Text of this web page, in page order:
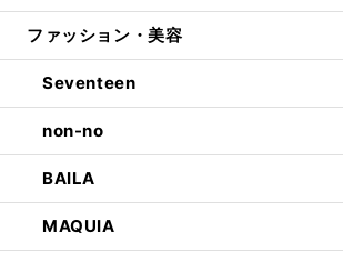
ファッション・美容
Seventeen
non-no
BAILA
MAQUIA